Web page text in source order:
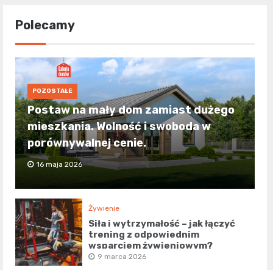
Polecamy
POZOSTAŁE
Postaw na mały dom zamiast dużego
mieszkania. Wolność i swoboda w
porównywalnej cenie.
16 maja 2026
Żywienie
Siła i wytrzymałość – jak łączyć
trening z odpowiednim
wsparciem żywieniowym?
9 marca 2026